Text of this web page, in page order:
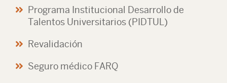
Programa Institucional Desarrollo de
Talentos Universitarios (PIDTUL)
Revalidación
Seguro médico FARQ